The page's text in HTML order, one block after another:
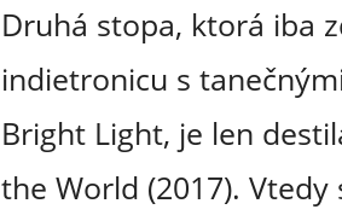
Druhá stopa, ktorá iba
indietronicu s
Bright Light, je len
the World (2017).